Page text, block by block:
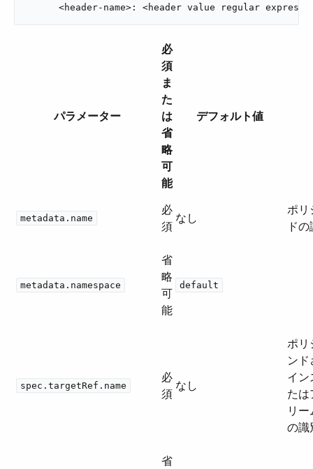
<header-name>: <header value regular
パラメーター
必
須
ま
た
は
省
略
可
能
デフォルト値
metadata.name
必
須
なし
ポリ
ド
metadata.namespace
省
略
可
能
default
spec.targetRef.name
必
須
なし
ポリ
ン
イン
たは
リ
の識
省